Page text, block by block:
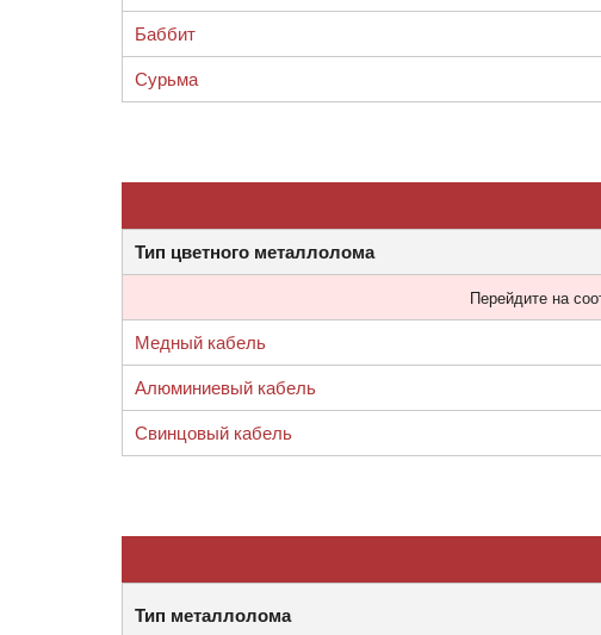
Баббит
Сурьма
Тип цветного металлолома
Перейдите на
Медный кабель
Алюминиевый кабель
Свинцовый кабель
Тип металлолома